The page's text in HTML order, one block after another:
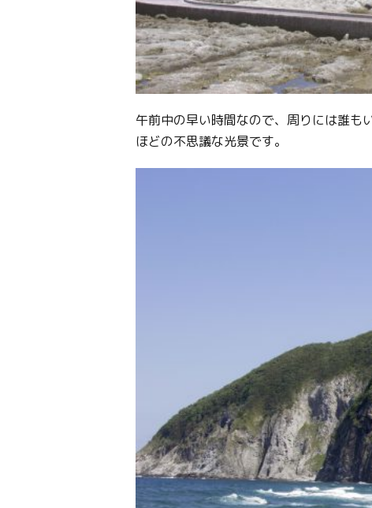
午前中の早い時間なので、周りには誰も
ほどの不思議な光景です。